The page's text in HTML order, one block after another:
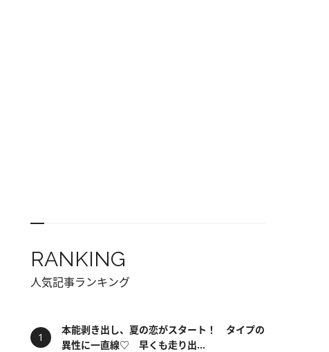
RANKING
人気記事ランキング
本能剥き出し、夏の恋がスタート！ タイプの
異性に一直線♡ 早くも走り出...